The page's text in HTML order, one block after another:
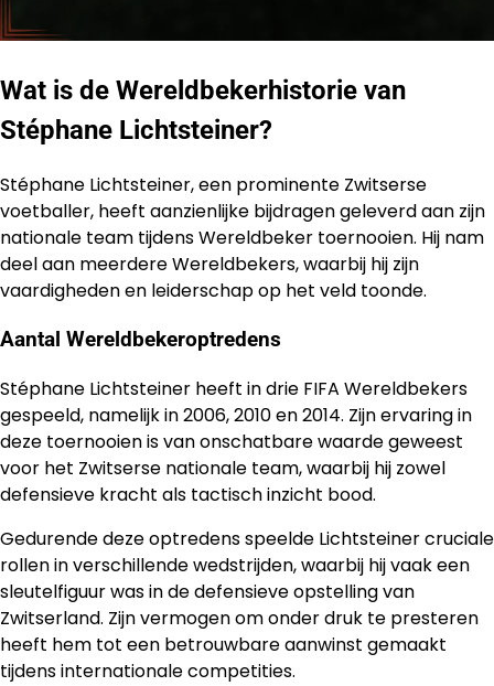
Wat is de Wereldbekerhistorie van
Stéphane Lichtsteiner?
Stéphane Lichtsteiner, een prominente Zwitserse
voetballer, heeft aanzienlijke bijdragen geleverd aan zijn
nationale team tijdens Wereldbeker toernooien. Hij nam
deel aan meerdere Wereldbekers, waarbij hij zijn
vaardigheden en leiderschap op het veld toonde.
Aantal Wereldbekeroptredens
Stéphane Lichtsteiner heeft in drie FIFA Wereldbekers
gespeeld, namelijk in 2006, 2010 en 2014. Zijn ervaring in
deze toernooien is van onschatbare waarde geweest
voor het Zwitserse nationale team, waarbij hij zowel
defensieve kracht als tactisch inzicht bood.
Gedurende deze optredens speelde Lichtsteiner cruciale
rollen in verschillende wedstrijden, waarbij hij vaak een
sleutelfiguur was in de defensieve opstelling van
Zwitserland. Zijn vermogen om onder druk te presteren
heeft hem tot een betrouwbare aanwinst gemaakt
tijdens internationale competities.